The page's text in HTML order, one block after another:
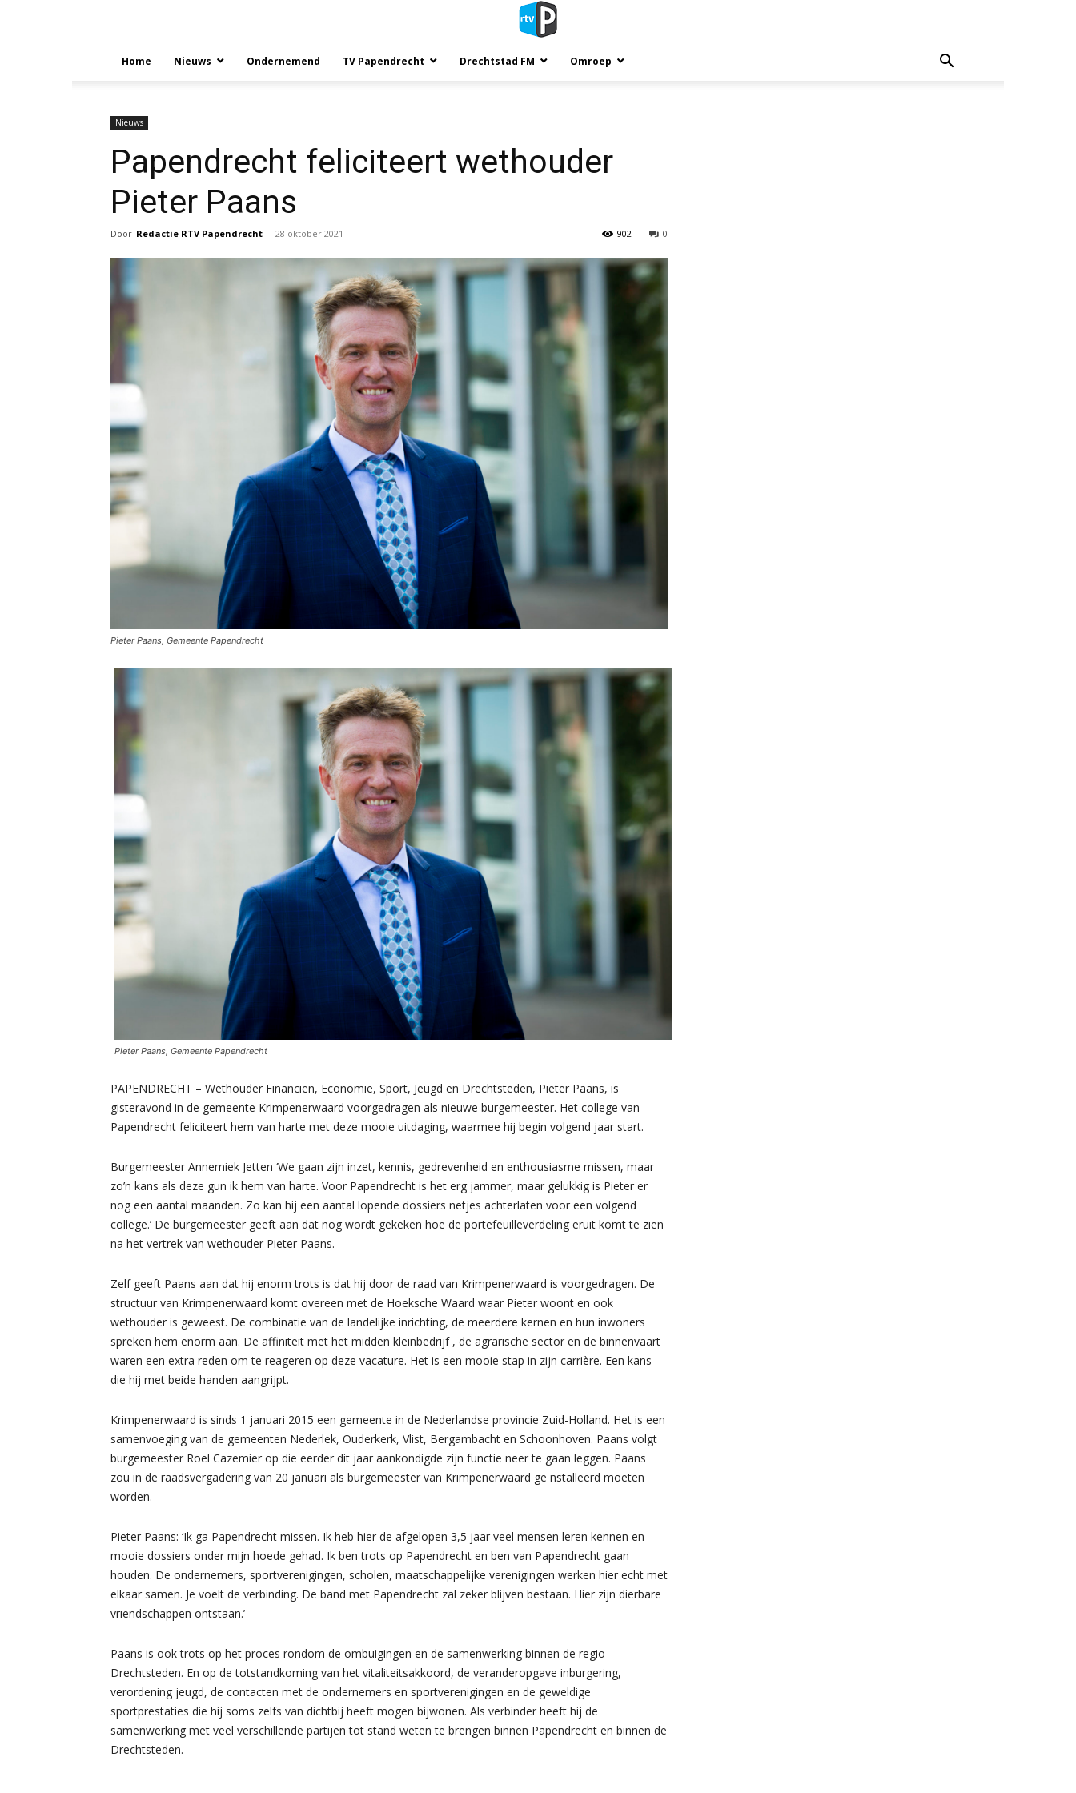
Home Nieuws Ondernemend TV Papendrecht Drechtstad FM Omroep
Nieuws
Papendrecht feliciteert wethouder
Pieter Paans
Door Redactie RTV Papendrecht - 28 oktober 2021 0
902
Pieter Paans, Gemeente Papendrecht
Pieter Paans, Gemeente Papendrecht
PAPENDRECHT – Wethouder Financiën, Economie, Sport, Jeugd en Drechtsteden, Pieter Paans, is
gisteravond in de gemeente Krimpenerwaard voorgedragen als nieuwe burgemeester. Het college van
Papendrecht feliciteert hem van harte met deze mooie uitdaging, waarmee hij begin volgend jaar start.
Burgemeester Annemiek Jetten ‘We gaan zijn inzet, kennis, gedrevenheid en enthousiasme missen, maar
zo’n kans als deze gun ik hem van harte. Voor Papendrecht is het erg jammer, maar gelukkig is Pieter er
nog een aantal maanden. Zo kan hij een aantal lopende dossiers netjes achterlaten voor een volgend
college.’ De burgemeester geeft aan dat nog wordt gekeken hoe de portefeuilleverdeling eruit komt te zien
na het vertrek van wethouder Pieter Paans.
Zelf geeft Paans aan dat hij enorm trots is dat hij door de raad van Krimpenerwaard is voorgedragen. De
structuur van Krimpenerwaard komt overeen met de Hoeksche Waard waar Pieter woont en ook
wethouder is geweest. De combinatie van de landelijke inrichting, de meerdere kernen en hun inwoners
spreken hem enorm aan. De affiniteit met het midden kleinbedrijf , de agrarische sector en de binnenvaart
waren een extra reden om te reageren op deze vacature. Het is een mooie stap in zijn carrière. Een kans
die hij met beide handen aangrijpt.
Krimpenerwaard is sinds 1 januari 2015 een gemeente in de Nederlandse provincie Zuid-Holland. Het is een
samenvoeging van de gemeenten Nederlek, Ouderkerk, Vlist, Bergambacht en Schoonhoven. Paans volgt
burgemeester Roel Cazemier op die eerder dit jaar aankondigde zijn functie neer te gaan leggen. Paans
zou in de raadsvergadering van 20 januari als burgemeester van Krimpenerwaard geïnstalleerd moeten
worden.
Pieter Paans: ‘Ik ga Papendrecht missen. Ik heb hier de afgelopen 3,5 jaar veel mensen leren kennen en
mooie dossiers onder mijn hoede gehad. Ik ben trots op Papendrecht en ben van Papendrecht gaan
houden. De ondernemers, sportverenigingen, scholen, maatschappelijke verenigingen werken hier echt met
elkaar samen. Je voelt de verbinding. De band met Papendrecht zal zeker blijven bestaan. Hier zijn dierbare
vriendschappen ontstaan.’
Paans is ook trots op het proces rondom de ombuigingen en de samenwerking binnen de regio
Drechtsteden. En op de totstandkoming van het vitaliteitsakkoord, de veranderopgave inburgering,
verordening jeugd, de contacten met de ondernemers en sportverenigingen en de geweldige
sportprestaties die hij soms zelfs van dichtbij heeft mogen bijwonen. Als verbinder heeft hij de
samenwerking met veel verschillende partijen tot stand weten te brengen binnen Papendrecht en binnen de
Drechtsteden.